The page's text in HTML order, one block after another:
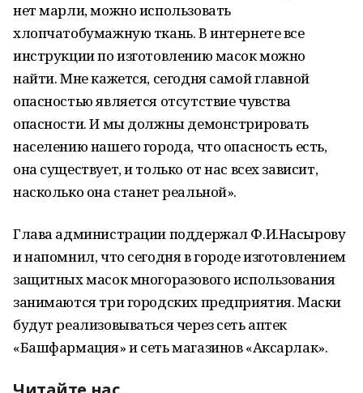
нет марли, можно использовать
хлопчатобумажную ткань. В интернете все
инструкции по изготовлению масок можно
найти. Мне кажется, сегодня самой главной
опасностью является отсутствие чувства
опасности. И мы должны демонстрировать
населению нашего города, что опасность есть,
она существует, и только от нас всех зависит,
насколько она станет реальной».
Глава администрации поддержал Ф.И.Насырову
и напомнил, что сегодня в городе изготовлением
защитных масок многоразового использования
занимаются три городских предприятия. Маски
будут реализовываться через сеть аптек
«Башфармация» и сеть магазинов «Аксарлак».